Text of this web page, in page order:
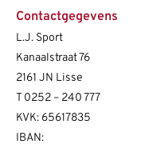
Contactgegevens
L.J. Sport
Kanaalstraat 76
2161 JN Lisse
T0252 – 240 777
KVK: 65617835
IBAN: